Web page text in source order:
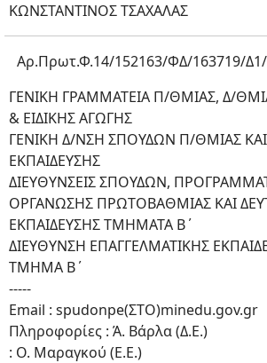
ΚΩΝΣΤΑΝΤΙΝΟΣ ΤΣΑΧΑΛΑΣ
Αρ.Πρωτ.Φ.14/152163/ΦΔ/163719/
ΓΕΝΙΚΗ ΓΡΑΜΜΑΤΕΙΑ Π/ΘΜΙΑΣ, Δ/
& ΕΙΔΙΚΗΣ ΑΓΩΓΗΣ
ΓΕΝΙΚΗ Δ/ΝΣΗ ΣΠΟΥΔΩΝ Π/ΘΜΙΑΣ
ΕΚΠΑΙΔΕΥΣΗΣ
ΔΙΕΥΘΥΝΣΕΙΣ ΣΠΟΥΔΩΝ,
ΟΡΓΑΝΩΣΗΣ ΠΡΩΤΟΒΑΘΜΙΑΣ ΚΑΙ
ΕΚΠΑΙΔΕΥΣΗΣ ΤΜΗΜΑΤΑ Β΄
ΔΙΕΥΘΥΝΣΗ ΕΠΑΓΓΕΛΜΑΤΙΚΗΣ
ΤΜΗΜΑ Β΄
-----
Email : spudonpe(ΣΤΟ)minedu.gov.gr
Πληροφορίες : Ά. Βάρλα (Δ.Ε.)
: Ο. Μαραγκού (Ε.Ε.)